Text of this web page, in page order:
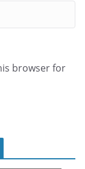
browser for